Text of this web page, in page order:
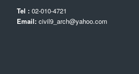
Tel :02-010-4721
Email: civil9_arch@yahoo.com